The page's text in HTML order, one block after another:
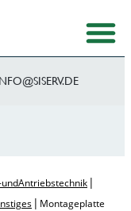
ED.VRE
SIS@OF
Antriebstechnik |
| Montageplatte